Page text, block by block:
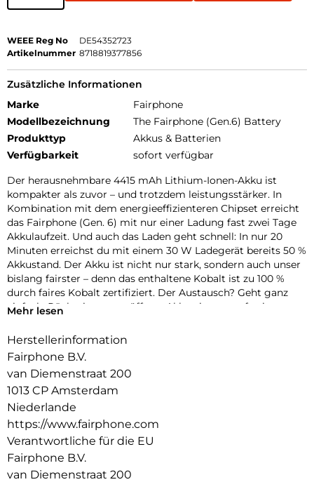
WEEE Reg No
DE54352723
Artikelnummer 8718819377856
Zusätzliche Informationen
Marke
Fairphone
Modellbezeichnung
The Fairphone (Gen.6) Battery
Produkttyp
Akkus & Batterien
Verfügbarkeit
sofort verfügbar
Der herausnehmbare 4415 mAh Lithium-Ionen-Akku ist
kompakter als zuvor – und trotzdem leistungsstärker. In
Kombination mit dem energieeffizienteren Chipset erreicht
das Fairphone (Gen. 6) mit nur einer Ladung fast zwei Tage
Akkulaufzeit. Und auch das Laden geht schnell: In nur 20
Minuten erreichst du mit einem 30 W Ladegerät bereits 50 %
Akkustand. Der Akku ist nicht nur stark, sondern auch unser
bislang fairster – denn das enthaltene Kobalt ist zu 100 %
durch faires Kobalt zertifiziert. Der Austausch? Geht ganz
einfach: Rückseite unten öffnen, Akku einsetzen, fertig.
Mehr lesen
Herstellerinformation
Fairphone B.V.
van Diemenstraat 200
1013 CP Amsterdam
Niederlande
https://www.fairphone.com
Verantwortliche für die EU
Fairphone B.V.
van Diemenstraat 200